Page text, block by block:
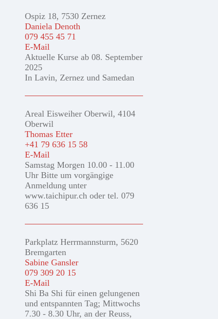
Ospiz 18, 7530 Zernez
Daniela Denoth
079 455 45 71
E-Mail
Aktuelle Kurse ab 08. September
2025
In Lavin, Zernez und Samedan
Areal Eisweiher Oberwil, 4104
Oberwil
Thomas Etter
+41 79 636 15 58
E-Mail
Samstag Morgen 10.00 - 11.00
Uhr Bitte um vorgängige
Anmeldung unter
www.taichipur.ch oder tel. 079
636 15
Parkplatz Herrmannsturm, 5620
Bremgarten
Sabine Gansler
079 309 20 15
E-Mail
Shi Ba Shi für einen gelungenen
und entspannten Tag; Mittwochs
7.30 - 8.30 Uhr, an der Reuss,